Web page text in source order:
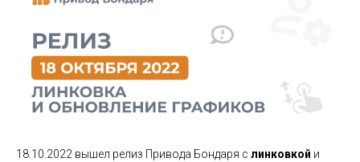
18.10.2022 вышел релиз Привода Бондаря с линковкой и